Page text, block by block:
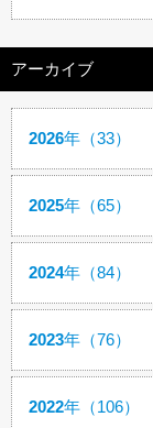
アーカイブ
2026年（33）
2025年（65）
2024年（84）
2023年（76）
2022年（106）